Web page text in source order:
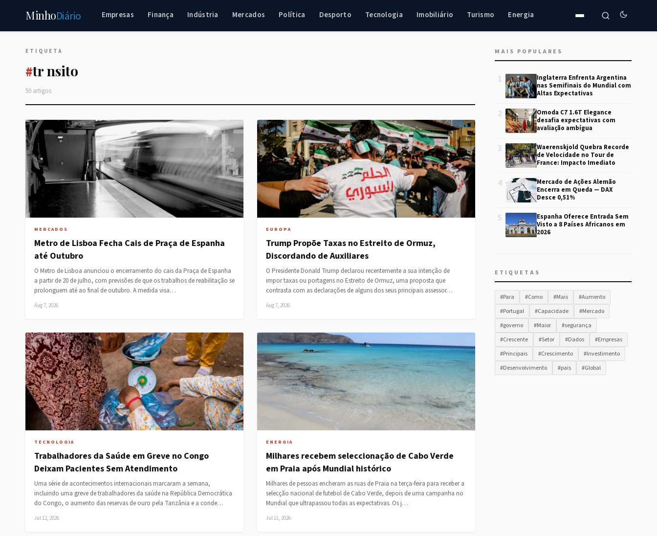
MinhoDiário Empresas Finança Indústria Mercados Política Desporto Tecnologia Imobiliário Turismo Energia
ETIQUETA
#tr nsito
50 artigos
MERCADOS
Metro de Lisboa Fecha Cais de Praça de Espanha
até Outubro
O Metro de Lisboa anunciou o encerramento do cais da Praça de Espanha
a partir de 20 de julho, com previsões de que os trabalhos de reabilitação se
prolonguem até ao final de outubro. A medida visa…
Aug 7, 2026
EUROPA
Trump Propõe Taxas no Estreito de Ormuz,
Discordando de Auxiliares
O Presidente Donald Trump declarou recentemente a sua intenção de
impor taxas ou portagens no Estreito de Ormuz, uma proposta que
contrasta com as declarações de alguns dos seus principais assessor…
Aug 7, 2026
TECNOLOGIA
Trabalhadores da Saúde em Greve no Congo
Deixam Pacientes Sem Atendimento
Uma série de acontecimentos internacionais marcaram a semana,
incluindo uma greve de trabalhadores da saúde na República Democrática
do Congo, o aumento das reservas de ouro pela Tanzânia e a conde…
Jul 12, 2026
ENERGIA
Milhares recebem seleccionação de Cabo Verde
em Praia após Mundial histórico
Milhares de pessoas encheram as ruas de Praia na terça-feira para receber a
selecção nacional de futebol de Cabo Verde, depois de uma campanha no
Mundial que ultrapassou todas as expectativas. Os j…
Jul 11, 2026
MAIS POPULARES
1
Inglaterra Enfrenta Argentina
nas Semifinais do Mundial com
Altas Expectativas
2
Omoda C7 1.6T Elegance
desafia expectativas com
avaliação ambígua
3
Waerenskjold Quebra Recorde
de Velocidade no Tour de
France: Impacto Imediato
4
Mercado de Ações Alemão
Encerra em Queda — DAX
Desce 0,51%
5
Espanha Oferece Entrada Sem
Visto a 8 Países Africanos em
2026
ETIQUETAS
#Para #Como #Mais
#Aumento
#Portugal
#Capacidade
#Mercado
#governo
#Maior
#segurança
#Crescente
#Setor #Dados
#Empresas
#Principais
#Crescimento
#Investimento
#Desenvolvimento
#pais #Global